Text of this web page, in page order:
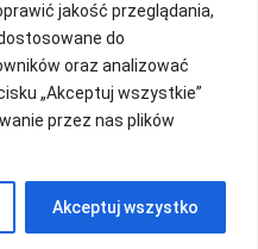
jakość przeglądania,
do
oraz analizować
„Akceptuj wszystkie”
przez nas plików
Akceptuj wszystko
Współpraca